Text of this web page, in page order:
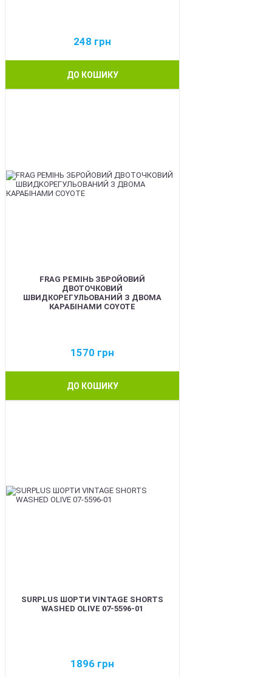
248 грн
ДО КОШИКУ
FRAG РЕМІНЬ ЗБРОЙОВИЙ
ДВОТОЧКОВИЙ
ШВИДКОРЕГУЛЬОВАНИЙ З ДВОМА
КАРАБІНАМИ COYOTE
1570 грн
ДО КОШИКУ
SURPLUS ШОРТИ VINTAGE SHORTS
WASHED OLIVE 07-5596-01
1896 грн